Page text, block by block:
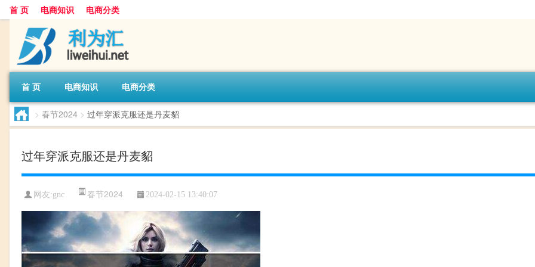
首 页 电商知识 电商分类
首 页 电商知识 电商分类
> 春节2024 > 过年穿派克服还是丹麦貂
过年穿派克服还是丹麦貂
网友:gnc 春节2024 2024-02-15 13:40:07